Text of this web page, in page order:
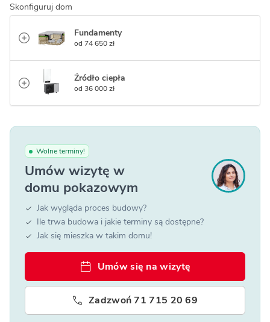
Skonfiguruj dom
Fundamenty
od 74 650 zł
Źródło ciepła
od 36 000 zł
Wolne terminy!
Umów wizytę w
domu pokazowym
Jak wygląda proces budowy?
Ile trwa budowa i jakie terminy są dostępne?
Jak się mieszka w takim domu!
Umów się na wizytę
Zadzwoń 71 715 20 69